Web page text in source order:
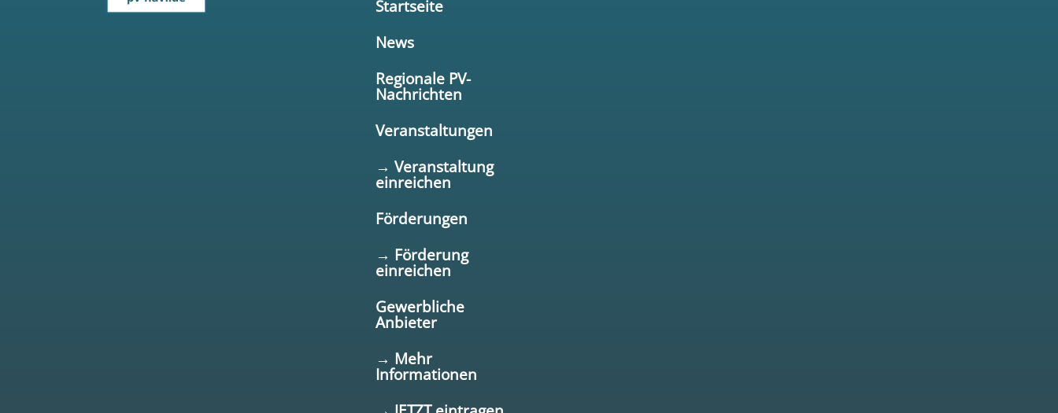
Startseite
News
Regionale PV-
Nachrichten
Veranstaltungen
→ Veranstaltung
einreichen
Förderungen
→ Förderung
einreichen
Gewerbliche
Anbieter
→ Mehr
Informationen